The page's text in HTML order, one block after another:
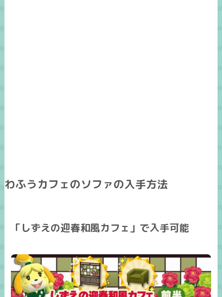
わふうカフェのソファの入手方法
「しずえの迎春和風カフェ」で入手可能